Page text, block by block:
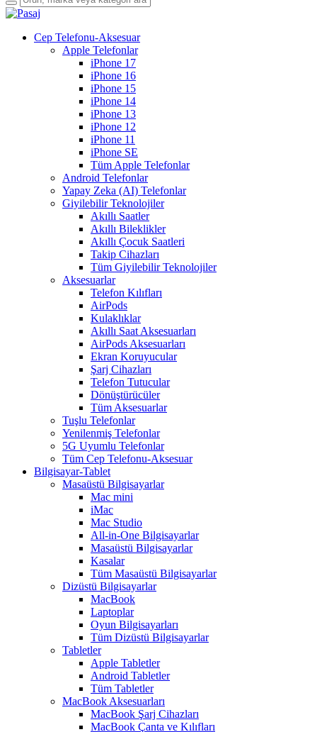
Cep Telefonu-Aksesuar
Apple Telefonlar
iPhone 17
iPhone 16
iPhone 15
iPhone 14
iPhone 13
iPhone 12
iPhone 11
iPhone SE
Tüm Apple Telefonlar
Android Telefonlar
Yapay Zeka (AI) Telefonlar
Giyilebilir Teknolojiler
Akıllı Saatler
Akıllı Bileklikler
Akıllı Çocuk Saatleri
Takip Cihazları
Tüm Giyilebilir Teknolojiler
Aksesuarlar
Telefon Kılıfları
AirPods
Kulaklıklar
Akıllı Saat Aksesuarları
AirPods Aksesuarları
Ekran Koruyucular
Şarj Cihazları
Telefon Tutucular
Dönüştürücüler
Tüm Aksesuarlar
Tuşlu Telefonlar
Yenilenmiş Telefonlar
5G Uyumlu Telefonlar
Tüm Cep Telefonu-Aksesuar
Bilgisayar-Tablet
Masaüstü Bilgisayarlar
Mac mini
iMac
Mac Studio
All-in-One Bilgisayarlar
Masaüstü Bilgisayarlar
Kasalar
Tüm Masaüstü Bilgisayarlar
Dizüstü Bilgisayarlar
MacBook
Laptoplar
Oyun Bilgisayarları
Tüm Dizüstü Bilgisayarlar
Tabletler
Apple Tabletler
Android Tabletler
Tüm Tabletler
MacBook Aksesuarları
MacBook Şarj Cihazları
MacBook Çanta ve Kılıfları